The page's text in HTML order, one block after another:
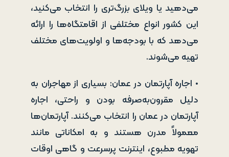
می‌دهید یا ویلای بزرگ‌تری را انتخاب می‌کنید،
این کشور انواع مختلفی از اقامتگاه‌ها را ارائه
می‌دهد که با بودجه‌ها و اولویت‌های مختلف
تهیه می‌شوند.
• اجاره آپارتمان در عمان: بسیاری از مهاجران به
دلیل مقرون‌به‌صرفه بودن و راحتی، اجاره
آپارتمان در عمان را انتخاب می‌کنند. آپارتمان‌ها
معمولاً مدرن هستند و به امکاناتی مانند
تهویه مطبوع، اینترنت پرسرعت و گاهی اوقات